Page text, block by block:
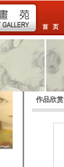
首 页
作品欣赏